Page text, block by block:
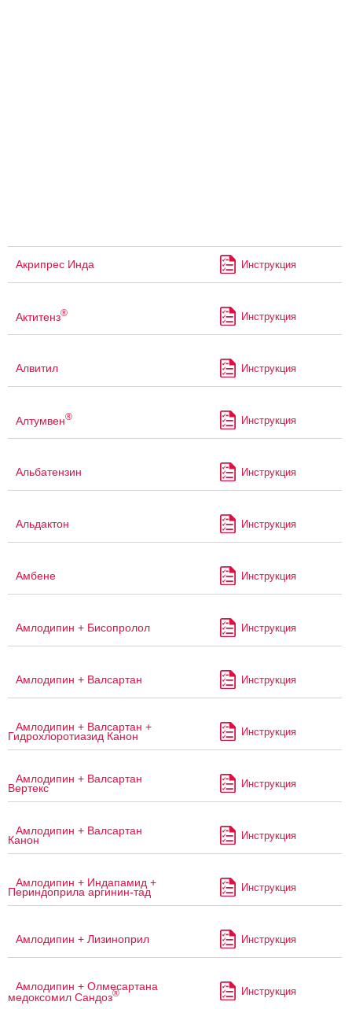
Акрипрес Инда Инструкция
Актитенз® Инструкция
Алвитил Инструкция
Алтумвен® Инструкция
Альбатензин Инструкция
Альдактон Инструкция
Амбене Инструкция
Амлодипин + Бисопролол Инструкция
Амлодипин + Валсартан Инструкция
Амлодипин + Валсартан +
Гидрохлоротиазид Канон Инструкция
Амлодипин + Валсартан
Вертекс Инструкция
Амлодипин + Валсартан
Канон Инструкция
Амлодипин + Индапамид +
Периндоприла аргинин-тад Инструкция
Амлодипин + Лизиноприл Инструкция
Амлодипин + Олмесартана
медоксомил Сандоз® Инструкция